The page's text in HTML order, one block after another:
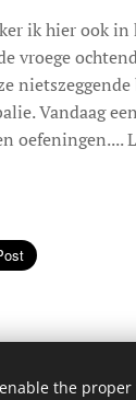
ik hier ook
vroege
Vandaag
oefeningen....
the